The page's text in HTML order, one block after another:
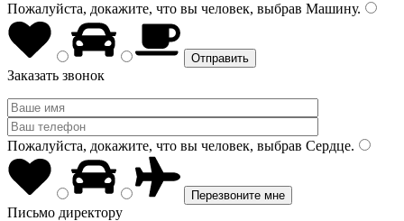
Пожалуйста, докажите, что вы человек, выбрав Машину.
Заказать звонок
Пожалуйста, докажите, что вы человек, выбрав Сердце.
Письмо директору